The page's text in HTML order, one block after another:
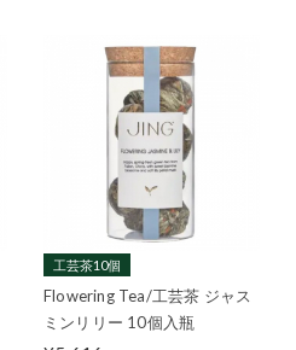
工芸茶10個
Flowering Tea/工芸茶 ジャス
ミンリリー 10個入瓶